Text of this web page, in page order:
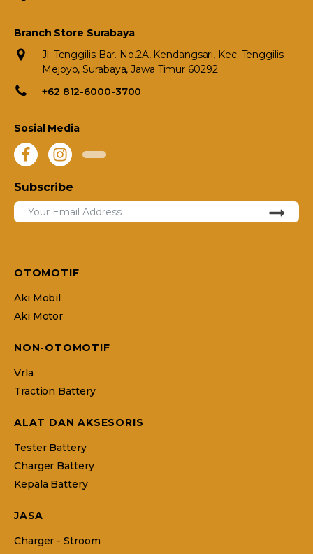
Branch Store Surabaya
Jl. Tenggilis Bar. No.2A, Kendangsari, Kec. Tenggilis
Mejoyo, Surabaya, Jawa Timur 60292
+62 812-6000-3700
Sosial Media
Subscribe
OTOMOTIF
Aki Mobil
Aki Motor
NON-OTOMOTIF
Vrla
Traction Battery
ALAT DAN AKSESORIS
Tester Battery
Charger Battery
Kepala Battery
JASA
Charger - Stroom